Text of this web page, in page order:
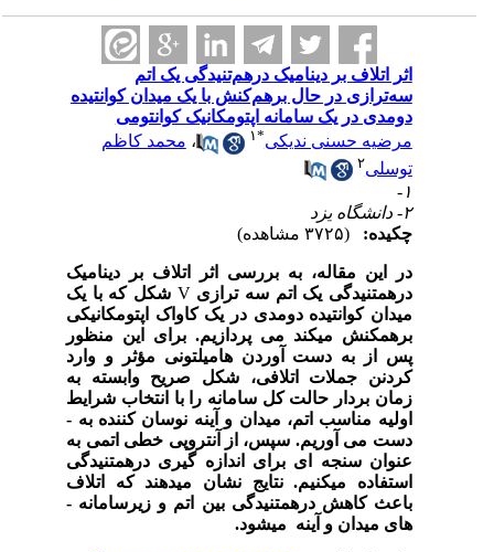
اثر اتلاف بر دینامیک درهم‌تنیدگی یک اتم
سه‌ترازی در حال برهم‌کنش با یک میدان کوانتیده
دومدی در یک سامانه اپتومکانیک کوانتومی
مرضیه حسنی ندیکی
۱ ،محمد کاظم
توسلی
چکیده:
در این مقاله، به بررسی اثر اتلاف بر دینامیک
درهم­تنیدگی یک اتم سه­ ترازیVشکل که با یک
میدان کوانتیده دومدی در یک کاواک اپتومکانیکی
برهم­کنش می­کند می ­پردازیم. برای این منظور
پس از به دست آوردن هامیلتونی مؤثر و وارد
کردنن جملات اتلافی، شکل صریح وابسته به
زمان بردار حالت کل سامانه را با انتخاب شرایط
اولیه مناسب اتم، میدان و آینه نوسان­ کننده به ­
دست می­ آوریم. سپس، از آنتروپی خطی اتمی به
عنوان سنجه­ ای برای اندازه ­گیری درهم­تنیدگی
استفاده می­کنیم. نتایج نشان میدهند که اتلاف
باعث کاهش درهم­تنیدگی بین اتم و زیرسامانه ­
های میدان و آینه می­شود.